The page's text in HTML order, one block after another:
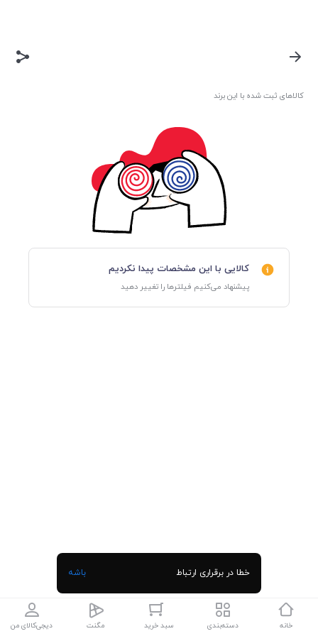
کالاهای ثبت شده با این برند
کالایی با این مشخصات پیدا نکردیم
پیشنهاد می‌کنیم فیلترها را تغییر دهید
خانه دسته‌بندی سبد خرید مگنت دیجی‌کالای من
خطا در برقراری ارتباط باشه